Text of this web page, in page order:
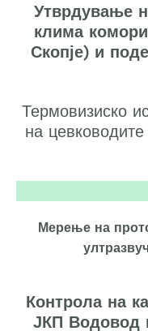
Утврдување
клима
Скопје) и
Термовизиско
на
Мерење на
Контрола на
ЈКП Водовод